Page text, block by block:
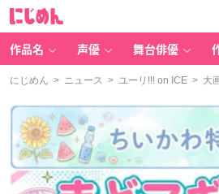
作品名 声優 舞台俳優
にじめん > ニュース > ユーリ!!! on ICE > 大